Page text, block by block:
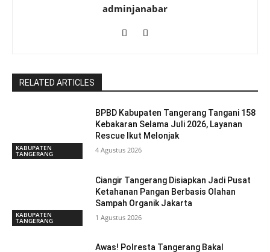
adminjanabar
RELATED ARTICLES
KABUPATEN
TANGERANG
BPBD Kabupaten Tangerang Tangani 158
Kebakaran Selama Juli 2026, Layanan
Rescue Ikut Melonjak
4 Agustus 2026
KABUPATEN
TANGERANG
Ciangir Tangerang Disiapkan Jadi Pusat
Ketahanan Pangan Berbasis Olahan
Sampah Organik Jakarta
1 Agustus 2026
Awas! Polresta Tangerang Bakal